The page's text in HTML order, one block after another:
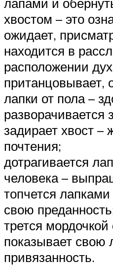
лапами и
хвостом – это
ожидает,
находится в
расположении
пританцовывает,
лапки от пола –
разворачивается
задирает хвост –
почтения;
дотрагивается
человека –
топчется
свою
трется
показывает свою
привязанность.